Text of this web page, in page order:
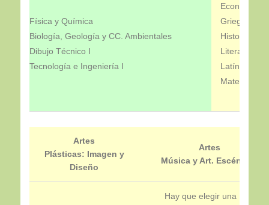
Física y Química
Biología, Geología y CC. Ambientales
Dibujo Técnico I
Tecnología e Ingeniería I
Economía
Griego I
Historia del
Literatura
Latín I
Artes
Plásticas: Imagen y
Diseño
Artes
Música y Art. Escénicas
Hay que elegir una